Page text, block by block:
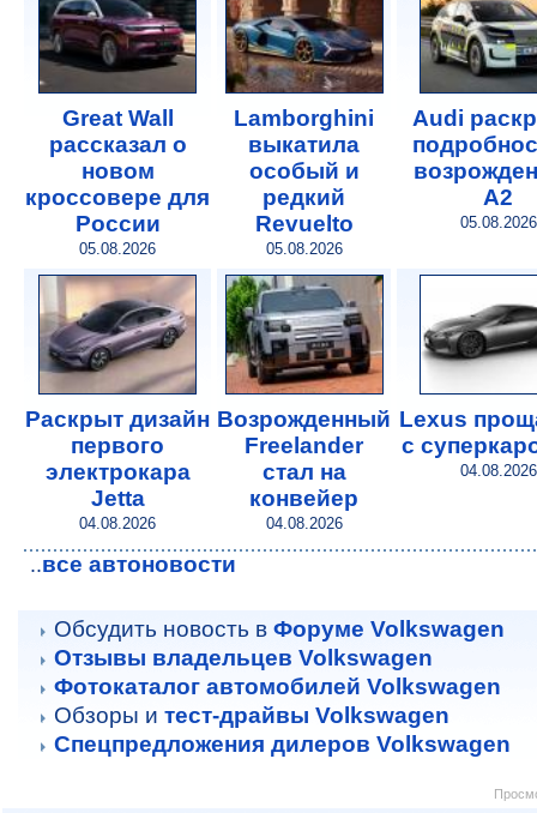
Great Wall
рассказал о
новом
кроссовере для
России
05.08.2026
Lamborghini
выкатила
особый и
редкий
Revuelto
05.08.2026
Audi
A2
05.08.2026
Раскрыт дизайн
первого
электрокара
Jetta
04.08.2026
Возрожденный
Freelander
стал на
конвейер
04.08.2026
Lexus
с
04.08.2026
..все автоновости
Обсудить новость в Форуме Volkswagen
Отзывы владельцев Volkswagen
Фотокаталог автомобилей Volkswagen
Обзоры и тест-драйвы Volkswagen
Спецпредложения дилеров Volkswagen